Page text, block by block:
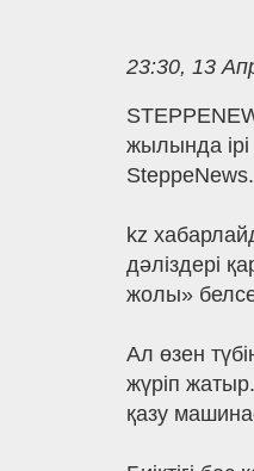
23:30, 13
жылында
SteppeNews.
kz
дәліздері
жолы»
Ал өзен
жүріп
қазу